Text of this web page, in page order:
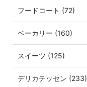
フードコート (72)
ベーカリー (160)
スイーツ (125)
デリカテッセン (233)